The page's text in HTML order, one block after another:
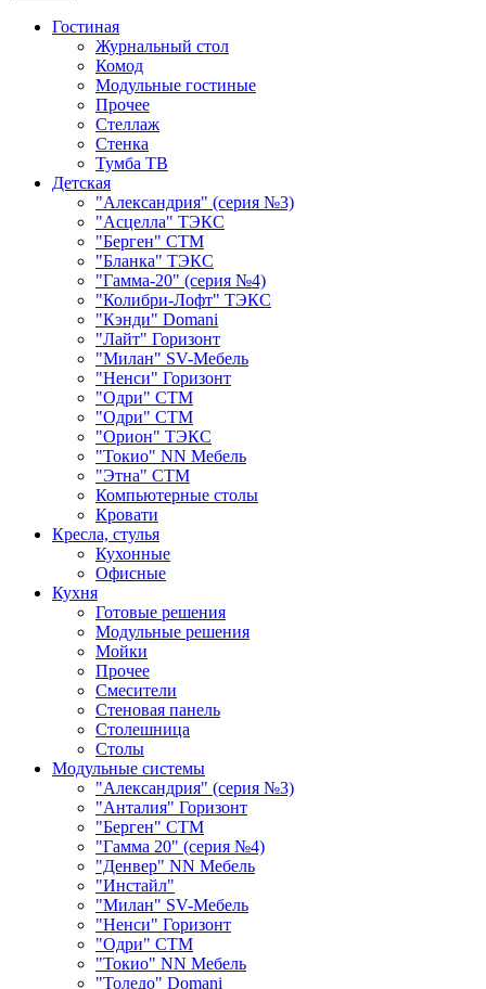
Гостиная
Журнальный стол
Комод
Модульные гостиные
Прочее
Стеллаж
Стенка
Тумба ТВ
Детская
"Александрия" (серия №3)
"Асцелла" ТЭКС
"Берген" СТМ
"Бланка" ТЭКС
"Гамма-20" (серия №4)
"Колибри-Лофт" ТЭКС
"Кэнди" Domani
"Лайт" Горизонт
"Милан" SV-Мебель
"Ненси" Горизонт
"Одри" СТМ
"Одри" СТМ
"Орион" ТЭКС
"Токио" NN Мебель
"Этна" СТМ
Компьютерные столы
Кровати
Кресла, стулья
Кухонные
Офисные
Кухня
Готовые решения
Модульные решения
Мойки
Прочее
Смесители
Стеновая панель
Столешница
Столы
Модульные системы
"Александрия" (серия №3)
"Анталия" Горизонт
"Берген" СТМ
"Гамма 20" (серия №4)
"Денвер" NN Мебель
"Инстайл"
"Милан" SV-Мебель
"Ненси" Горизонт
"Одри" СТМ
"Токио" NN Мебель
"Толедо" Domani